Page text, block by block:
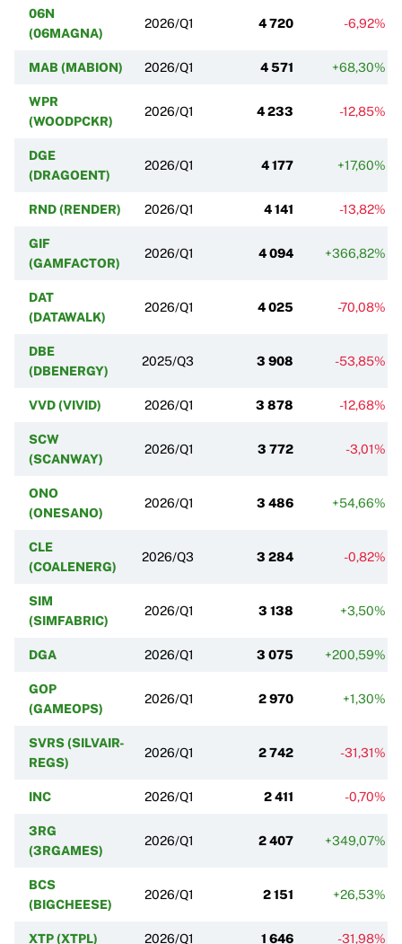
06N
(06MAGNA)
2026/Q1 4 720 -6,92%
MAB (MABION) 2026/Q1 4 571 +68,30%
WPR
(WOODPCKR)
2026/Q1 4 233 -12,85%
DGE
(DRAGOENT)
2026/Q1 4 177 +17,60%
RND (RENDER) 2026/Q1 4 141 -13,82%
GIF
(GAMFACTOR)
2026/Q1 4 094 +366,82%
DAT
(DATAWALK)
2026/Q1 4 025 -70,08%
DBE
(DBENERGY)
2025/Q3 3 908 -53,85%
VVD (VIVID) 2026/Q1 3 878 -12,68%
SCW
(SCANWAY)
2026/Q1 3 772 -3,01%
ONO
(ONESANO)
2026/Q1 3 486 +54,66%
CLE
(COALENERG)
2026/Q3 3 284 -0,82%
SIM
(SIMFABRIC)
2026/Q1 3 138 +3,50%
DGA 2026/Q1 3 075 +200,59%
GOP
(GAMEOPS)
2026/Q1 2 970 +1,30%
SVRS (SILVAIR-
REGS)
2026/Q1 2 742 -31,31%
INC 2026/Q1 2 411 -0,70%
3RG
(3RGAMES)
2026/Q1 2 407 +349,07%
BCS
(BIGCHEESE)
2026/Q1 2 151 +26,53%
XTP (XTPL) 2026/Q1 1 646 -31,98%